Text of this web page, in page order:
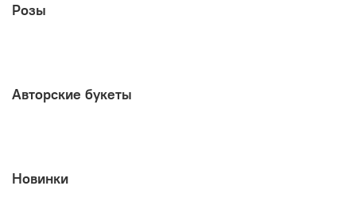
Розы
Авторские букеты
Новинки